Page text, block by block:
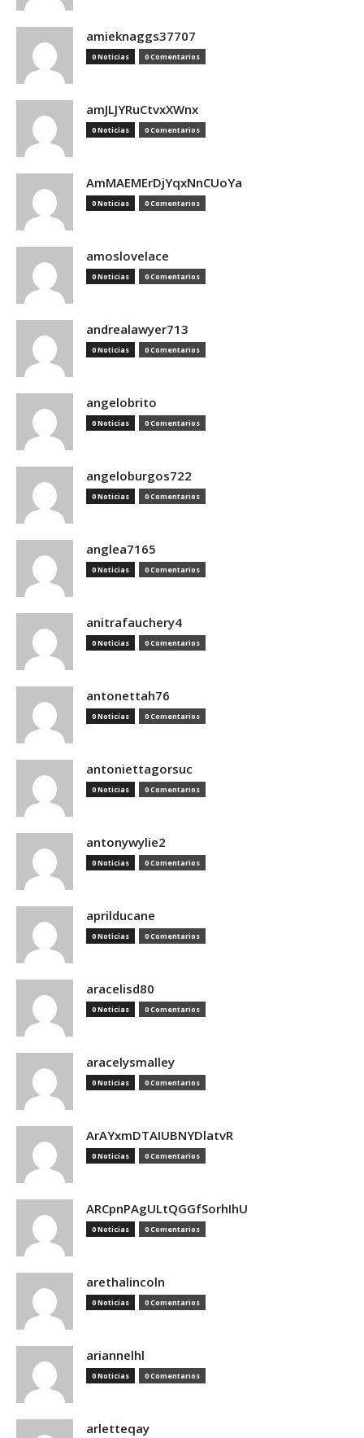
amieknaggs37707
0 Noticias 0 Comentarios
amJLJYRuCtvxXWnx
0 Noticias 0 Comentarios
AmMAEMErDjYqxNnCUoYa
0 Noticias 0 Comentarios
amoslovelace
0 Noticias 0 Comentarios
andrealawyer713
0 Noticias 0 Comentarios
angelobrito
0 Noticias 0 Comentarios
angeloburgos722
0 Noticias 0 Comentarios
anglea7165
0 Noticias 0 Comentarios
anitrafauchery4
0 Noticias 0 Comentarios
antonettah76
0 Noticias 0 Comentarios
antoniettagorsuc
0 Noticias 0 Comentarios
antonywylie2
0 Noticias 0 Comentarios
aprilducane
0 Noticias 0 Comentarios
aracelisd80
0 Noticias 0 Comentarios
aracelysmalley
0 Noticias 0 Comentarios
ArAYxmDTAIUBNYDlatvR
0 Noticias 0 Comentarios
ARCpnPAgULtQGGfSorhIhU
0 Noticias 0 Comentarios
arethalincoln
0 Noticias 0 Comentarios
ariannelhl
0 Noticias 0 Comentarios
arletteqay